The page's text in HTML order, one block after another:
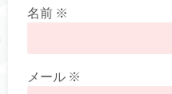
名前 ※
メール ※